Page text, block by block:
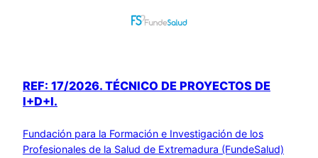
REF: 17/2026. TÉCNICO DE PROYECTOS DE
I+D+I.
Fundación para la Formación e Investigación de los
Profesionales de la Salud de Extremadura (FundeSalud)